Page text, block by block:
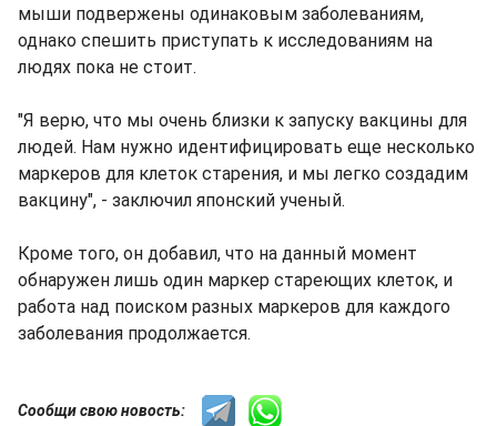
мыши подвержены одинаковым заболеваниям,
однако спешить приступать к исследованиям на
людях пока не стоит.
"Я верю, что мы очень близки к запуску вакцины для
людей. Нам нужно идентифицировать еще несколько
маркеров для клеток старения, и мы легко создадим
вакцину", - заключил японский ученый.
Кроме того, он добавил, что на данный момент
обнаружен лишь один маркер стареющих клеток, и
работа над поиском разных маркеров для каждого
заболевания продолжается.
Сообщи свою новость: